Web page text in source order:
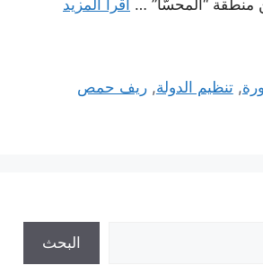
منطقة “المحسّا” … اقرأ المزيد
,تنظيم الدولة,ريف حمص
البحث